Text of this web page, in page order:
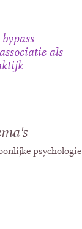
als
psychologie